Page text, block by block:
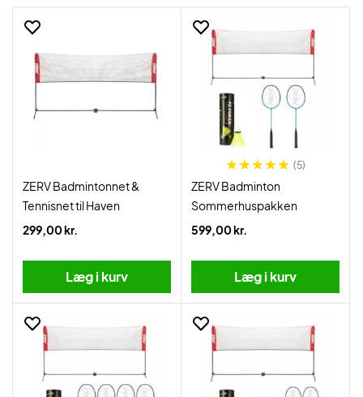
ZERV Badmintonnet &
Tennisnet til Haven
299,00 kr.
Læg i kurv
(5)
ZERV Badminton
Sommerhuspakken
599,00 kr.
Læg i kurv